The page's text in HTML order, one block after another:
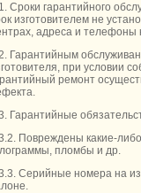
Сроки гарантийного
изготовителем не
адреса и телефоны
Гарантийным
при условии
ремонт
Гарантийные
Повреждены какие-
пломбы и др.
Серийные номера на